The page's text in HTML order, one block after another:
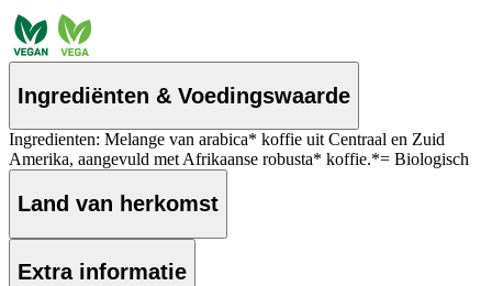
Ingrediënten & Voedingswaarde
Ingredienten: Melange van arabica* koffie uit Centraal en Zuid
Amerika, aangevuld met Afrikaanse robusta* koffie.*= Biologisch
Land van herkomst
Extra informatie